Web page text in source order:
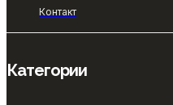
Контакт
Категории